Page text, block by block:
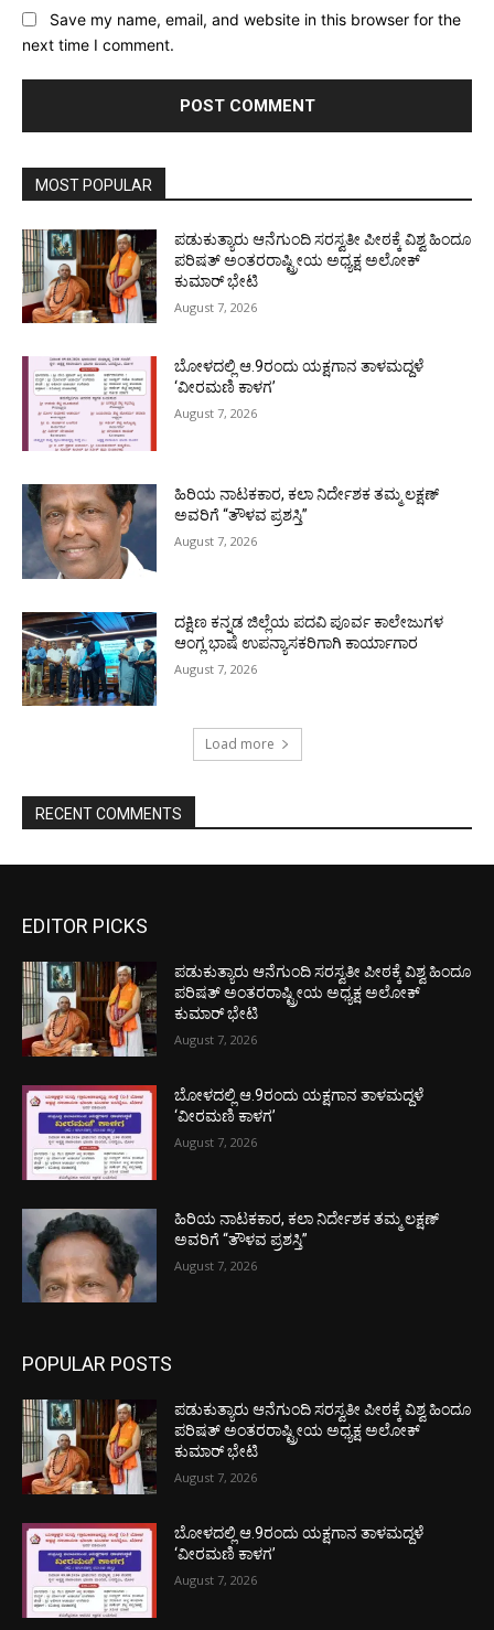
Save my name, email, and website in this browser for the
next time I comment.
MOST POPULAR
ಪಡುಕುತ್ಯಾರು ಆನೆಗುಂದಿ ಸರಸ್ವತೀ ಪೀಠಕ್ಕೆ ವಿಶ್ವ ಹಿಂದೂ
ಪರಿಷತ್ ಅಂತರರಾಷ್ಟ್ರೀಯ ಅಧ್ಯಕ್ಷ ಅಲೋಕ್
ಕುಮಾರ್ ಭೇಟಿ
August 7, 2026
ಬೋಳದಲ್ಲಿ ಆ.9ರಂದು ಯಕ್ಷಗಾನ ತಾಳಮದ್ದಳೆ
‘ವೀರಮಣಿ ಕಾಳಗ’
August 7, 2026
ಹಿರಿಯ ನಾಟಕಕಾರ, ಕಲಾ ನಿರ್ದೇಶಕ ತಮ್ಮ ಲಕ್ಷಣ್
ಅವರಿಗೆ “ತೌಳವ ಪ್ರಶಸ್ತಿ”
August 7, 2026
ದಕ್ಷಿಣ ಕನ್ನಡ ಜಿಲ್ಲೆಯ ಪದವಿ ಪೂರ್ವ ಕಾಲೇಜುಗಳ
ಆಂಗ್ಲ ಭಾಷೆ ಉಪನ್ಯಾಸಕರಿಗಾಗಿ ಕಾರ್ಯಾಗಾರ
August 7, 2026
Load more
RECENT COMMENTS
EDITOR PICKS
ಪಡುಕುತ್ಯಾರು ಆನೆಗುಂದಿ ಸರಸ್ವತೀ ಪೀಠಕ್ಕೆ ವಿಶ್ವ ಹಿಂದೂ
ಪರಿಷತ್ ಅಂತರರಾಷ್ಟ್ರೀಯ ಅಧ್ಯಕ್ಷ ಅಲೋಕ್
ಕುಮಾರ್ ಭೇಟಿ
August 7, 2026
ಬೋಳದಲ್ಲಿ ಆ.9ರಂದು ಯಕ್ಷಗಾನ ತಾಳಮದ್ದಳೆ
‘ವೀರಮಣಿ ಕಾಳಗ’
August 7, 2026
ಹಿರಿಯ ನಾಟಕಕಾರ, ಕಲಾ ನಿರ್ದೇಶಕ ತಮ್ಮ ಲಕ್ಷಣ್
ಅವರಿಗೆ “ತೌಳವ ಪ್ರಶಸ್ತಿ”
August 7, 2026
POPULAR POSTS
ಪಡುಕುತ್ಯಾರು ಆನೆಗುಂದಿ ಸರಸ್ವತೀ ಪೀಠಕ್ಕೆ ವಿಶ್ವ ಹಿಂದೂ
ಪರಿಷತ್ ಅಂತರರಾಷ್ಟ್ರೀಯ ಅಧ್ಯಕ್ಷ ಅಲೋಕ್
ಕುಮಾರ್ ಭೇಟಿ
August 7, 2026
ಬೋಳದಲ್ಲಿ ಆ.9ರಂದು ಯಕ್ಷಗಾನ ತಾಳಮದ್ದಳೆ
‘ವೀರಮಣಿ ಕಾಳಗ’
August 7, 2026